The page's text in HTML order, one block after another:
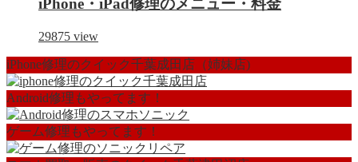
iPhone・iPad修理のメニュー・料金
29875 view
iPhone修理のクイック千葉成田店（姉妹店)
Android修理もやってます！
ゲーム修理もやってます！